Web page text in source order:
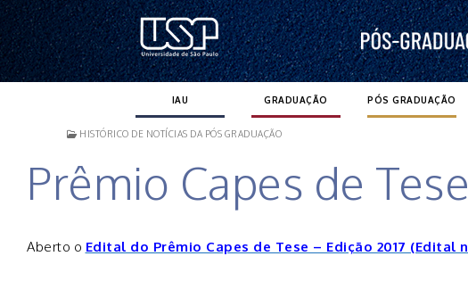
Pular
para
o
IAU GRADUAÇÃO PÓS GRADUAÇÃO
HISTÓRICO DE NOTÍCIAS DA PÓS GRADUAÇÃO
Prêmio Capes de
Aberto o Edital do Prêmio Capes de Tese – Edição 2017 (Edital